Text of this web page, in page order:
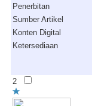
Penerbitan
Sumber Artikel
Konten Digital
Ketersediaan
2